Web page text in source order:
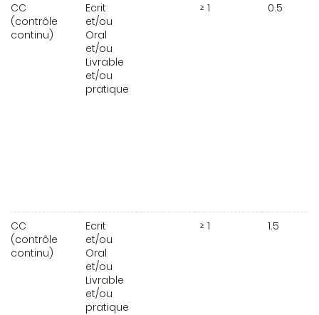
CC
(contrôle
continu)
Ecrit
et/ou
Oral
et/ou
Livrable
et/ou
pratique
≥ 1 0.5
CC
(contrôle
continu)
Ecrit
et/ou
Oral
et/ou
Livrable
et/ou
pratique
≥ 1 1.5